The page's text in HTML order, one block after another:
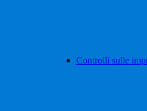
Controlli sulle